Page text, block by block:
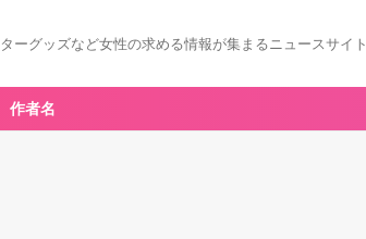
ーグッズなど女性の求める情報が集まるニュースサイト
作者名